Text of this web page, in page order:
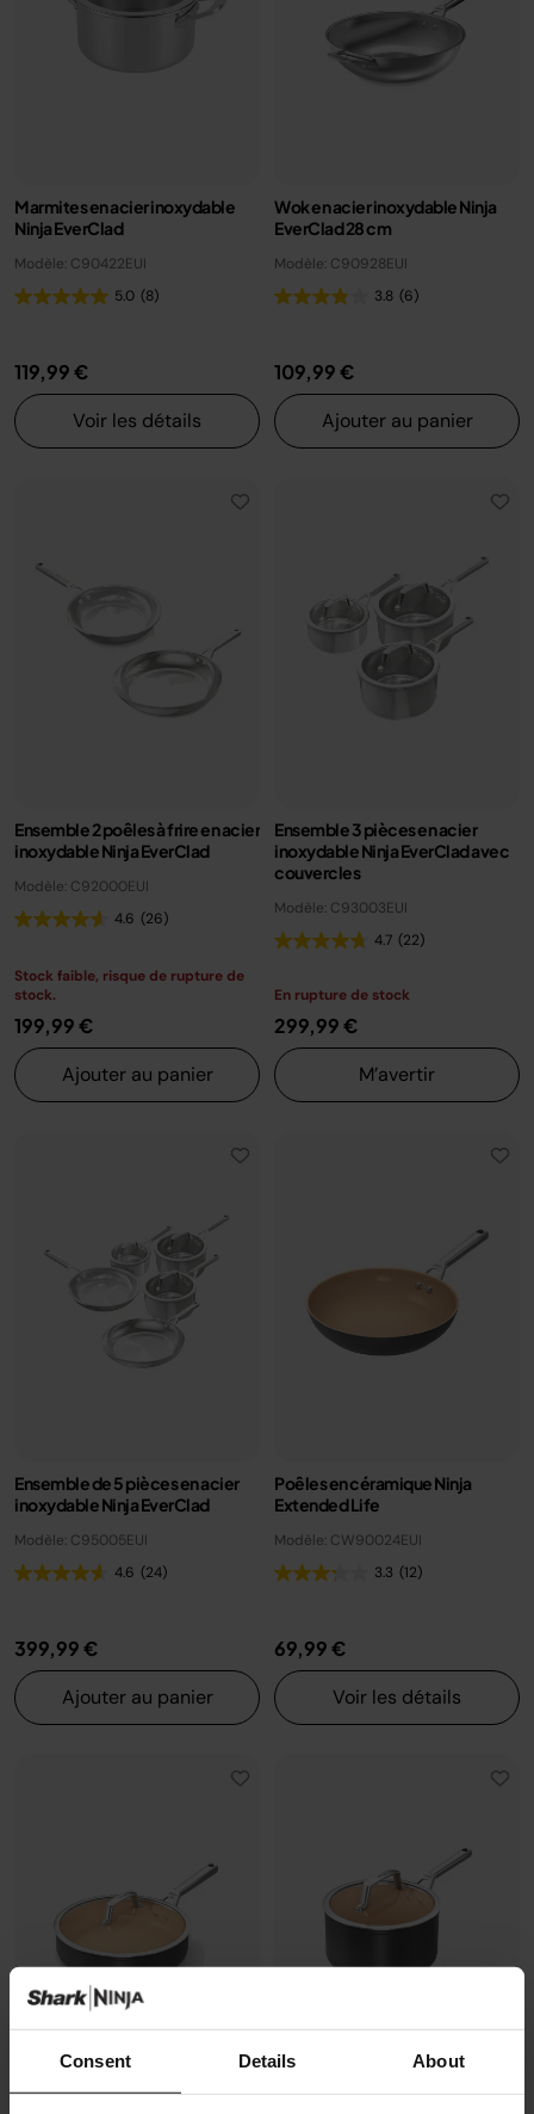
Consent Details About
Marmites en acier inoxydable
Ninja EverClad
Modèle: C90422EUI
5.0 (8)
119,99 €
Voir les détails
Wok en acier inoxydable Ninja
EverClad 28 cm
Modèle: C90928EUI
3.8 (6)
109,99 €
Ajouter au panier
Ensemble 2 poêles à frire en acier
inoxydable Ninja EverClad
Modèle: C92000EUI
4.6 (26)
Stock faible, risque de rupture de
stock.
199,99 €
Ajouter au panier
Ensemble 3 pièces en acier
inoxydable Ninja EverClad avec
couvercles
Modèle: C93003EUI
4.7 (22)
En rupture de stock
299,99 €
M’avertir
Ensemble de 5 pièces en acier
inoxydable Ninja EverClad
Modèle: C95005EUI
4.6 (24)
399,99 €
Ajouter au panier
Poêles en céramique Ninja
Extended Life
Modèle: CW90024EUI
3.3 (12)
69,99 €
Voir les détails